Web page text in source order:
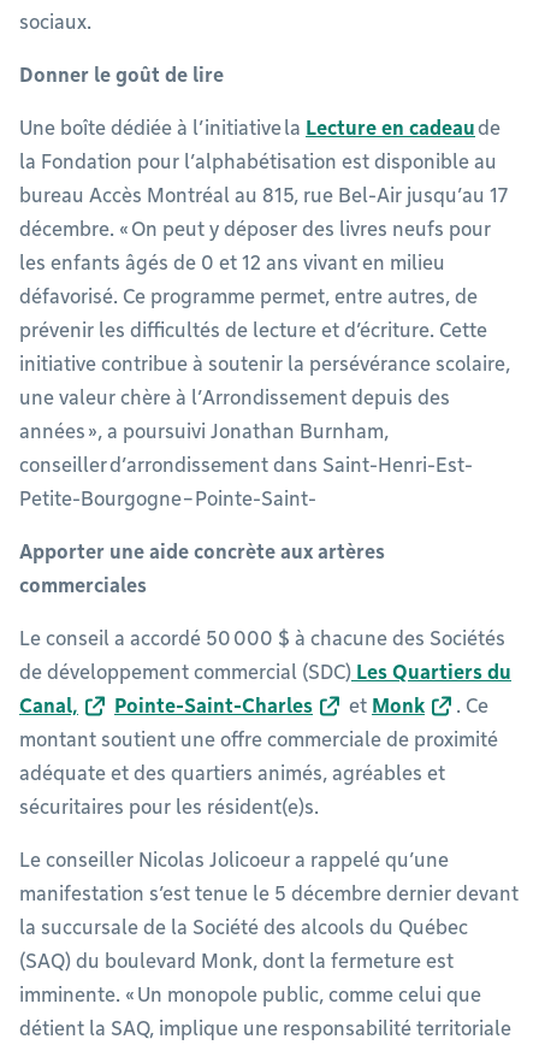
sociaux.
Donner le goût de lire
Une boîte dédiée à l’initiative la Lecture en cadeaude
la Fondation pour l’alphabétisation est disponible au
bureau Accès Montréal au 815, rue Bel-Air jusqu’au 17
décembre. « On peut y déposer des livres neufs pour
les enfants âgés de 0 et 12 ans vivant en milieu
défavorisé. Ce programme permet, entre autres, de
prévenir les difficultés de lecture et d’écriture. Cette
initiative contribue à soutenir la persévérance scolaire,
une valeur chère à l’Arrondissement depuis des
années », a poursuivi Jonathan Burnham,
conseiller d’arrondissement dans Saint-Henri-Est-
Petite-Bourgogne−Pointe-Saint-
Apporter une aide concrète aux artères
commerciales
Le conseil a accordé 50 000 $ à chacune des Sociétés
de développement commercial (SDC) Les Quartiers du
Canal,
Pointe-Saint-Charles et Monk
. Ce
montant soutient une offre commerciale de proximité
adéquate et des quartiers animés, agréables et
sécuritaires pour les résident(e)s.
Le conseiller Nicolas Jolicoeur a rappelé qu’une
manifestation s’est tenue le 5 décembre dernier devant
la succursale de la Société des alcools du Québec
(SAQ) du boulevard Monk, dont la fermeture est
imminente. « Un monopole public, comme celui que
détient la SAQ, implique une responsabilité territoriale